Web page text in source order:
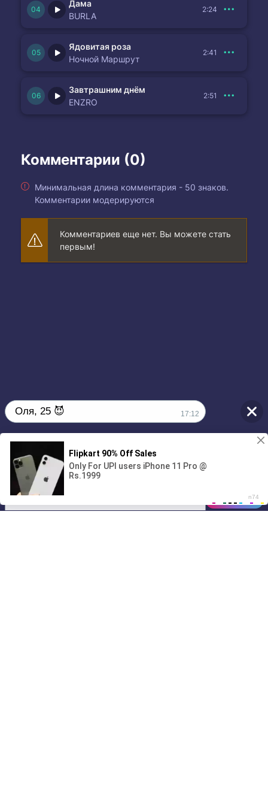
Дама
BURLA
2:24
Ядовитая роза
Ночной Маршрут
2:41
Завтрашним днём
ENZRO
2:51
Комментарии (0)
Минимальная длина комментария - 50 знаков.
Комментарии модерируются
Комментариев еще нет. Вы можете стать
первым!
01/07
00:00
Оля, 25 😈 17:12
Без обязательств и лишних слов,
только сегодня 💦
17:12
1